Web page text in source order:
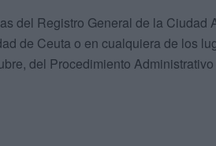
del Registro General de la Ciudad
de Ceuta o en cualquiera de los
del Procedimiento